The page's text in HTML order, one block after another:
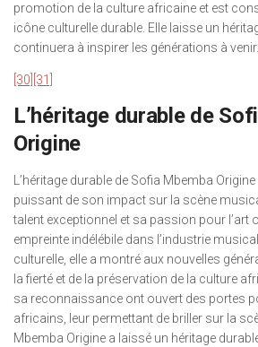
promotion de la culture africaine et est
icône culturelle durable. Elle laisse un
continuera à inspirer les générations à venir.
[30] [31]
L’héritage durable de
Origine
L’héritage durable de Sofia Mbemba
puissant de son impact sur la scène
talent exceptionnel et sa passion pour l’art
empreinte indélébile dans l’industrie
culturelle, elle a montré aux nouvelles
la fierté et de la préservation de la culture
sa reconnaissance ont ouvert des portes
africains, leur permettant de briller sur la
Mbemba Origine a laissé un héritage